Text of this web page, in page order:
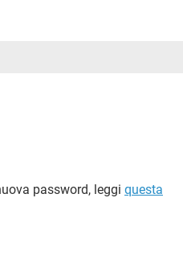
password, leggi questa